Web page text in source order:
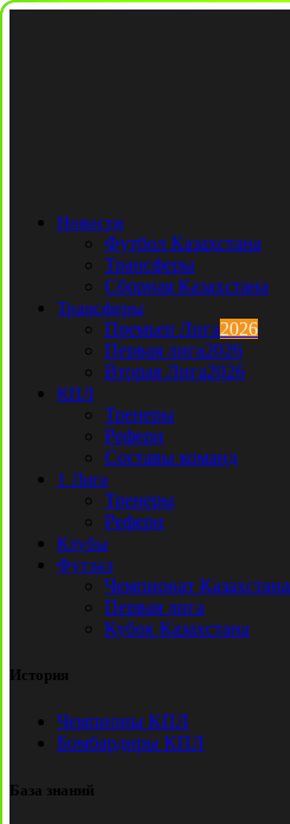
Новости
Футбол Казахстана
Трансферы
Сборная Казахстана
Трансферы
Премьер Лига2026
Первая лига2026
Вторая Лига2026
КПЛ
Тренеры
Рефери
Составы команд
1 Лига
Тренеры
Рефери
Клубы
Футзал
Чемпионат Казахстана
Первая лига
Кубок Казахстана
История
Чемпионы КПЛ
Бомбардиры КПЛ
База знаний